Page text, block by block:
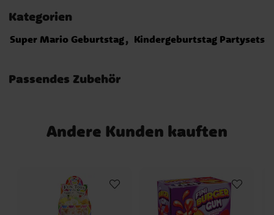
Kategorien
Super Mario Geburtstag Kindergeburtstag Partysets
Passendes Zubehör
Andere Kunden kauften